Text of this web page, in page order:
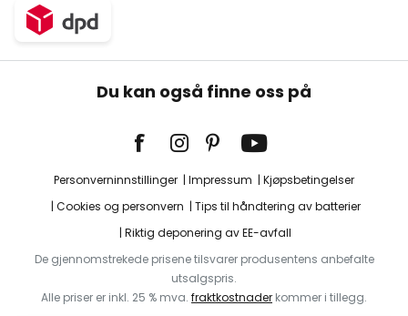
Du kan også finne oss på
Personverninnstillinger Impressum
Kjøpsbetingelser
Cookies og personvern
Tips til håndtering av batterier
Riktig deponering av EE-avfall
De gjennomstrekede prisene tilsvarer produsentens anbefalte
utsalgspris.
Alle priser er inkl. 25 % mva. fraktkostnader kommer i tillegg.